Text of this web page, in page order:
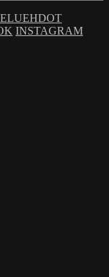
INSTAGRAM